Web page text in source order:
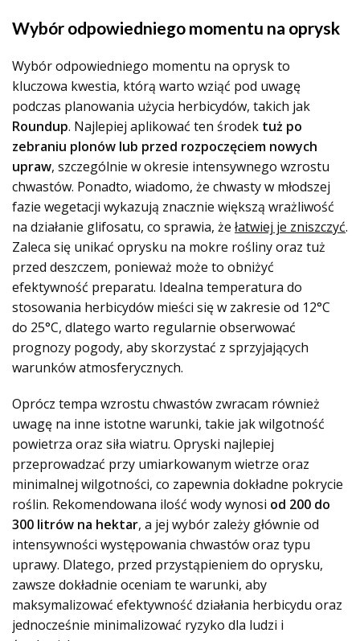
Wybór odpowiedniego momentu na oprysk
Wybór odpowiedniego momentu na oprysk to
kluczowa kwestia, którą warto wziąć pod uwagę
podczas planowania użycia herbicydów, takich jak
Roundup. Najlepiej aplikować ten środek tuż po
zebraniu plonów lub przed rozpoczęciem nowych
upraw, szczególnie w okresie intensywnego wzrostu
chwastów. Ponadto, wiadomo, że chwasty w młodszej
fazie wegetacji wykazują znacznie większą wrażliwość
na działanie glifosatu, co sprawia, że łatwiej je zniszczyć.
Zaleca się unikać oprysku na mokre rośliny oraz tuż
przed deszczem, ponieważ może to obniżyć
efektywność preparatu. Idealna temperatura do
stosowania herbicydów mieści się w zakresie od 12°C
do 25°C, dlatego warto regularnie obserwować
prognozy pogody, aby skorzystać z sprzyjających
warunków atmosferycznych.
Oprócz tempa wzrostu chwastów zwracam również
uwagę na inne istotne warunki, takie jak wilgotność
powietrza oraz siła wiatru. Opryski najlepiej
przeprowadzać przy umiarkowanym wietrze oraz
minimalnej wilgotności, co zapewnia dokładne pokrycie
roślin. Rekomendowana ilość wody wynosi od 200 do
300 litrów na hektar, a jej wybór zależy głównie od
intensywności występowania chwastów oraz typu
uprawy. Dlatego, przed przystąpieniem do oprysku,
zawsze dokładnie oceniam te warunki, aby
maksymalizować efektywność działania herbicydu oraz
jednocześnie minimalizować ryzyko dla ludzi i